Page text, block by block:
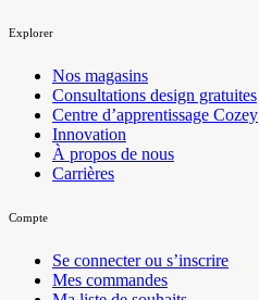
Explorer
Nos magasins
Consultations design gratuites
Centre d’apprentissage Cozey
Innovation
À propos de nous
Carrières
Compte
Se connecter ou s’inscrire
Mes commandes